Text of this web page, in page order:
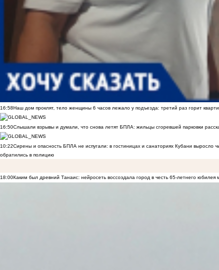
16:58Наш дом проклят, тело женщины 6 часов лежало у подъезда: третий раз горит
16:50Слышали взрывы и думали, что снова летят БПЛА: жильцы сгоревшей парковки
10:22Сирены и опасность БПЛА не испугали: в гостиницах и санаториях Кубани выросло
обратились в полицию
18:00Каким был древний Танаис: нейросеть воссоздала город в честь 65-летнего юбилея